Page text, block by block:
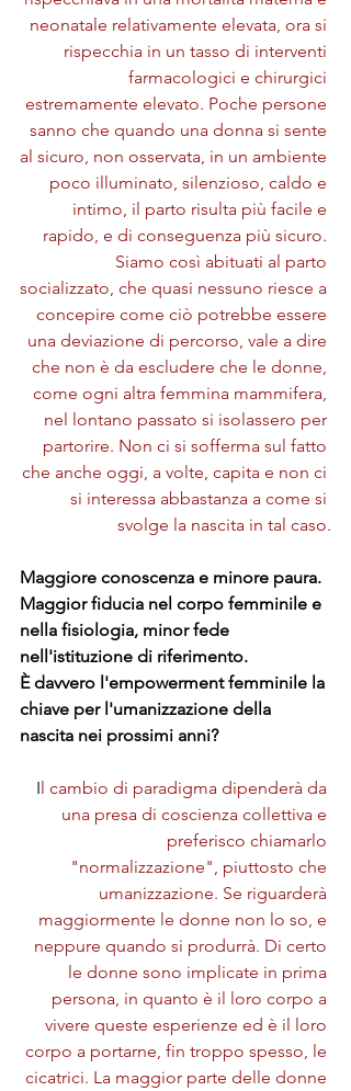
neonatale relativamente elevata, ora si
rispecchia in un tasso di interventi
farmacologici e chirurgici
estremamente elevato. Poche persone
sanno che quando una donna si sente
al sicuro, non osservata, in un ambiente
poco illuminato, silenzioso, caldo e
intimo, il parto risulta più facile e
rapido, e di conseguenza più sicuro.
Siamo così abituati al parto
socializzato, che quasi nessuno riesce a
concepire come ciò potrebbe essere
una deviazione di percorso, vale a dire
che non è da escludere che le donne,
come ogni altra femmina mammifera,
nel lontano passato si isolassero per
partorire. Non ci si sofferma sul fatto
che anche oggi, a volte, capita e non ci
si interessa abbastanza a come si
svolge la nascita in tal caso.
Maggiore conoscenza e minore paura.
Maggior fiducia nel corpo femminile e
nella fisiologia, minor fede
nell'istituzione di riferimento.
È davvero l'empowerment femminile la
chiave per l'umanizzazione della
nascita nei prossimi anni?
Il cambio di paradigma dipenderà da
una presa di coscienza collettiva e
preferisco chiamarlo
"normalizzazione", piuttosto che
umanizzazione. Se riguarderà
maggiormente le donne non lo so, e
neppure quando si produrrà. Di certo
le donne sono implicate in prima
persona, in quanto è il loro corpo a
vivere queste esperienze ed è il loro
corpo a portarne, fin troppo spesso, le
cicatrici. La maggior parte delle donne